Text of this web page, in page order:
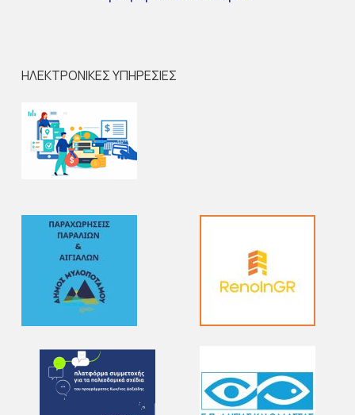
ΗΛΕΚΤΡΟΝΙΚΕΣ ΥΠΗΡΕΣΙΕΣ